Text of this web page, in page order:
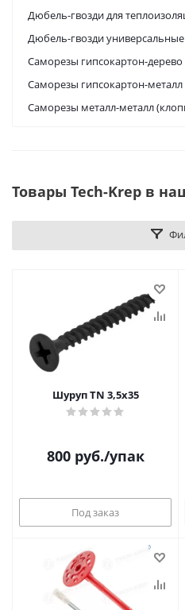
Дюбель-гвозди для
Дюбель-гвозди универсальные
Саморезы гипсокартон-дерево
Саморезы гипсокартон-металл
Саморезы металл-металл
Товары Tech-Krep в
Шуруп TN 3,5х35
800руб./упак
Под заказ